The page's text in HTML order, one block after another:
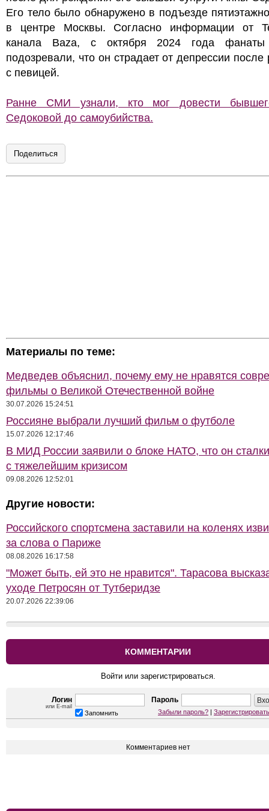
Его тело было обнаружено в подъезде
в центре Москвы. Согласно информации от
канала Baza, с октября 2024 года
подозревали, что он страдает от депрессии после
с певицей.
Ранне СМИ узнали, кто мог довести
Седоковой до самоубийства.
Поделиться
Материалы по теме:
Медведев объяснил, почему ему не нравятся
фильмы о Великой Отечественной войне
30.07.2026 15:24:51
Россияне выбрали лучший фильм о футболе
15.07.2026 12:17:46
В МИД России заявили о блоке НАТО, что он
с тяжелейшим кризисом
09.08.2026 12:52:01
Другие новости:
Российского спортсмена заставили на коленях
за слова о Париже
08.08.2026 16:17:58
"Может быть, ей это не нравится". Тарасова
уходе Петросян от Тутберидзе
20.07.2026 22:39:06
КОММЕНТАРИИ
Войти или зарегистрироваться.
Логин
или E-mail
Пароль
Запомнить Забыли пароль? |
Комментариев нет